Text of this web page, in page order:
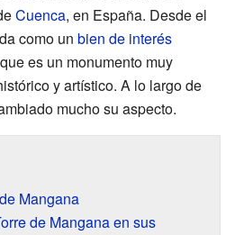
Cuenca, en España. Desde el
como un bien de interés
es un monumento muy
y artístico. A lo largo de
mucho su aspecto.
Mangana
de Mangana en sus